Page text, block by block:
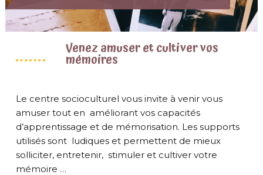
Venez amuser et cultiver vos
mémoires
Le centre socioculturel vous invite à venir vous
amuser tout en améliorant vos capacités
d’apprentissage et de mémorisation. Les supports
utilisés sont ludiques et permettent de mieux
solliciter, entretenir, stimuler et cultiver votre
mémoire …